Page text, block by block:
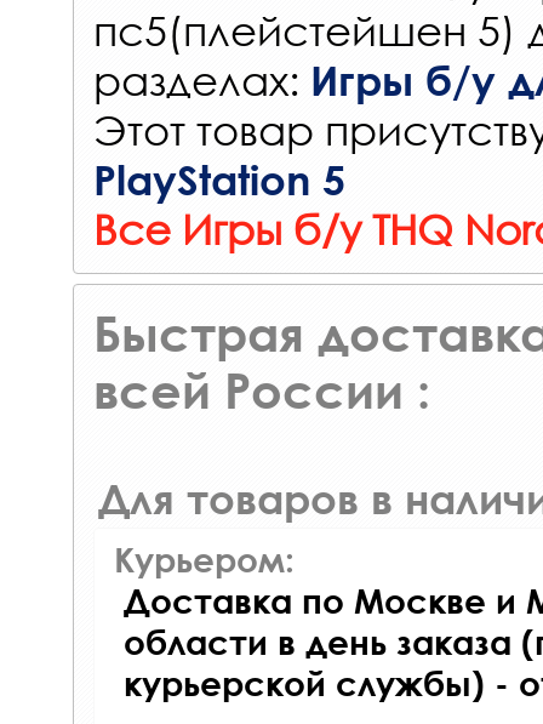
пс5(плейстейшен 5)
разделах: Игры б/у
Этот товар
PlayStation 5
Все Игры б/у THQ
Быстрая
всей России :
Для товаров в
Курьером:
Доставка по Москве и
области в день заказа
курьерской службы) -